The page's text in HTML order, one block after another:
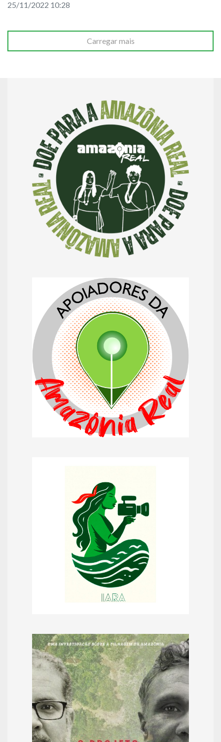
25/11/2022 10:28
Carregar mais